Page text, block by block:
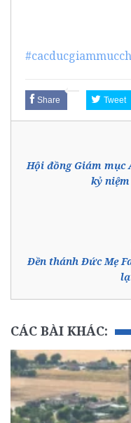
Share Tweet
Hội đồng Giám mục
kỷ
Đền thánh Đức Mẹ
CÁC BÀI KHÁC: